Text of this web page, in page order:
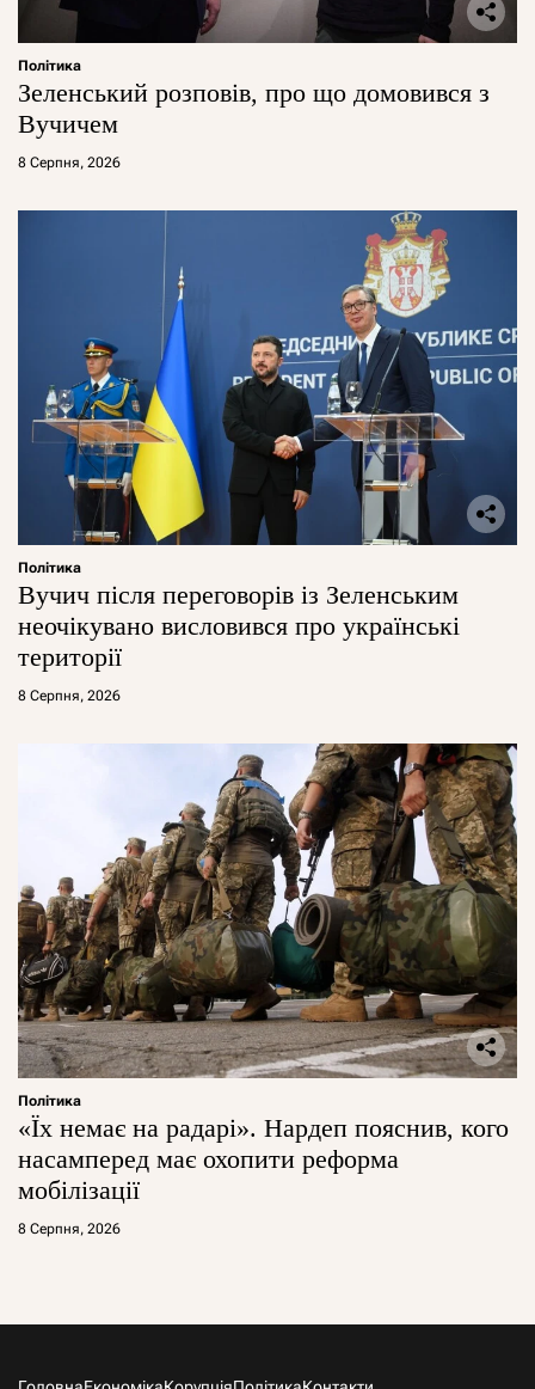
Політика
Зеленський розповів, про що домовився з
Вучичем
8 Серпня, 2026
Політика
Вучич після переговорів із Зеленським
неочікувано висловився про українські
території
8 Серпня, 2026
Політика
«Їх немає на радарі». Нардеп пояснив, кого
насамперед має охопити реформа
мобілізації
8 Серпня, 2026